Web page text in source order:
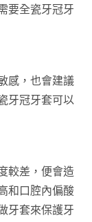
要全瓷牙冠牙
感，也會建議
牙冠牙套可以
較差，便會造
和口腔內偏酸
牙套來保護牙